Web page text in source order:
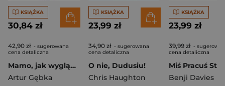
KSIĄŻKA
30,84 zł
42,90 zł - sugerowana
cena detaliczna
Mamo, jak wygląda miłość?
Artur Gębka
KSIĄŻKA
23,99 zł
34,90 zł - sugerowana
cena detaliczna
O nie, Dudusiu!
Chris Haughton
KSIĄŻKA
23,99 zł
39,99 zł -
cena detaliczna
Benji Davies